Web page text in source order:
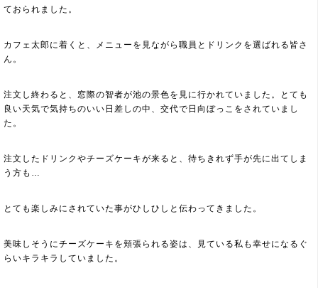
ておられました。
カフェ太郎に着くと、メニューを見ながら職員とドリンクを選ばれる皆さ
ん。
注文し終わると、窓際の智者が池の景色を見に行かれていました。とても
良い天気で気持ちのいい日差しの中、交代で日向ぼっこをされていまし
た。
注文したドリンクやチーズケーキが来ると、待ちきれず手が先に出てしま
う方も…
とても楽しみにされていた事がひしひしと伝わってきました。
美味しそうにチーズケーキを頬張られる姿は、見ている私も幸せになるぐ
らいキラキラしていました。